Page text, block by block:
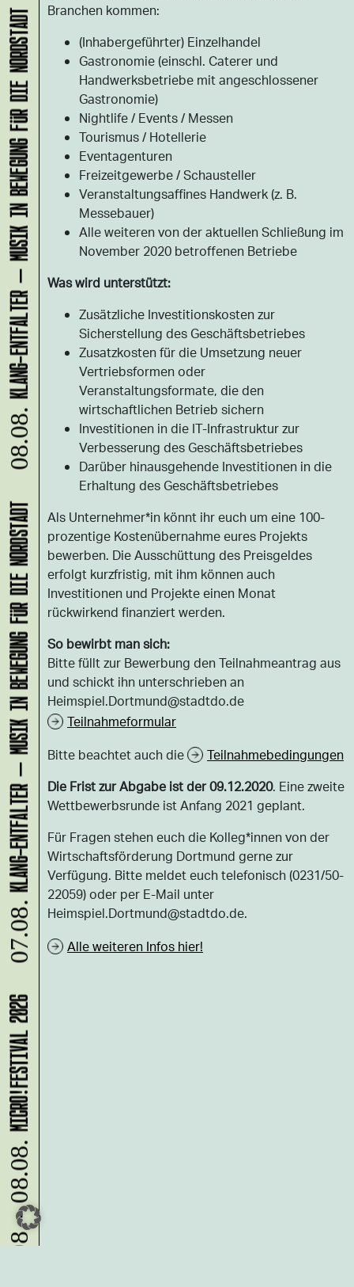
Branchen kommen:
(Inhabergeführter) Einzelhandel
Gastronomie (einschl. Caterer und
Handwerksbetriebe mit angeschlossener
Gastronomie)
Nightlife / Events / Messen
Tourismus / Hotellerie
Eventagenturen
Freizeitgewerbe / Schausteller
Veranstaltungsaffines Handwerk (z. B.
Messebauer)
Alle weiteren von der aktuellen Schließung im
November 2020 betroffenen Betriebe
Was wird unterstützt:
Zusätzliche Investitionskosten zur
Sicherstellung des Geschäftsbetriebes
Zusatzkosten für die Umsetzung neuer
Vertriebsformen oder
Veranstaltungsformate, die den
wirtschaftlichen Betrieb sichern
Investitionen in die IT-Infrastruktur zur
Verbesserung des Geschäftsbetriebes
Darüber hinausgehende Investitionen in die
Erhaltung des Geschäftsbetriebes
Als Unternehmer*in könnt ihr euch um eine 100-
prozentige Kostenübernahme eures Projekts
bewerben. Die Ausschüttung des Preisgeldes
erfolgt kurzfristig, mit ihm können auch
Investitionen und Projekte einen Monat
rückwirkend finanziert werden.
So bewirbt man sich:
Bitte füllt zur Bewerbung den Teilnahmeantrag aus
und schickt ihn unterschrieben an
Heimspiel.Dortmund@stadtdo.de
Teilnahmeformular
Bitte beachtet auch die
Teilnahmebedingungen
Die Frist zur Abgabe ist der 09.12.2020. Eine zweite
Wettbewerbsrunde ist Anfang 2021 geplant.
Für Fragen stehen euch die Kolleg*innen von der
Wirtschaftsförderung Dortmund gerne zur
Verfügung. Bitte meldet euch telefonisch (0231/50-
22059) oder per E-Mail unter
Heimspiel.Dortmund@stadtdo.de.
Alle weiteren Infos hier!
07.08. - 08.08.
MICRO!FESTIVAL 2026
07.08.
KLANG-ENTFALTER – MUSIK IN BEWEGUNG FÜR DIE NORDSTADT
08.08.
KLANG-ENTFALTER – MUSIK IN BEWEGUNG FÜR DIE NORDSTADT